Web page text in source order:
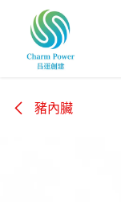
跳至內容
豬內臟